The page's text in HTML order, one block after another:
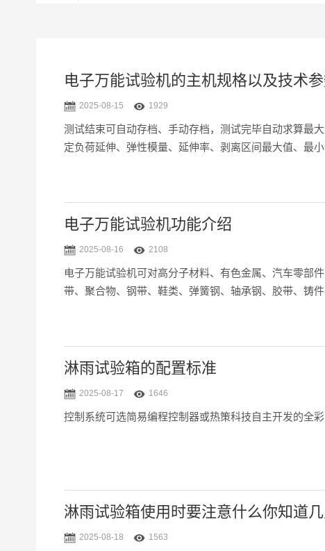
电子万能试验机的主机规格以及技术
2025-08-15 1929
测试结束可自动存档、手动存档，测试完毕自动求算最
定负荷延伸、弹性模量、延伸率、剥离区间最大值、最
电子万能试验机功能介绍
2025-08-16 2108
电子万能试验机可对高分子材料、有色金属、汽车零部
带、聚合物、钢带、鞋类、弹簧钢、轴承钢、胶带、铸
淋雨试验箱的配置标准
2025-08-17 1646
控制系统可选简易编程控制器或热策科技自主开发的全
淋雨试验箱使用时要注意什么你知道
2025-08-18 1563